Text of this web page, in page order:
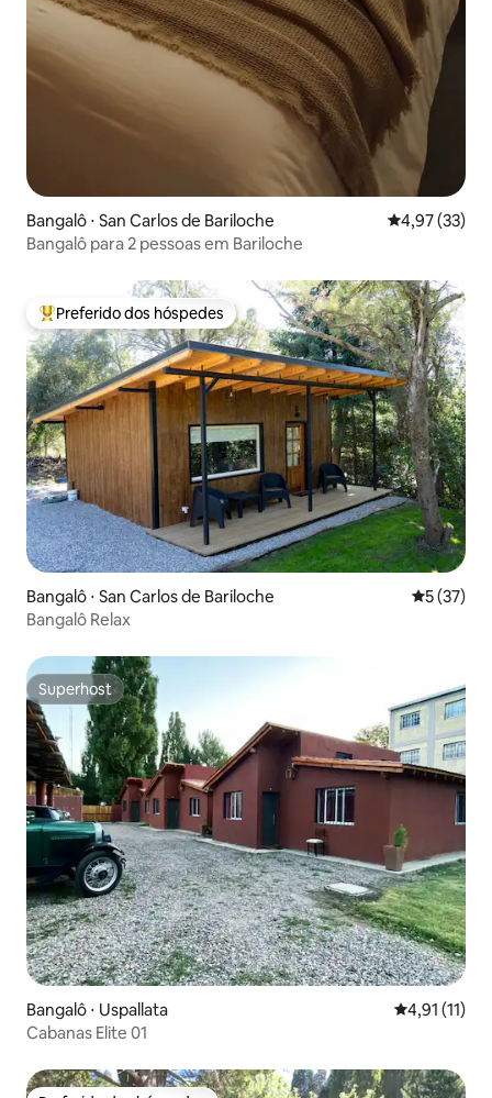
Bangalô ⋅ San Carlos de Bariloche 4,97 de uma
4,97 (33)
Bangalô para 2 pessoas em Bariloche
Entre os melhores preferidos dos hóspedes
Preferido dos hóspedes
Bangalô ⋅ San Carlos de Bariloche 5 de uma
5 (37)
Bangalô Relax
Superhost
Superhost
Bangalô ⋅ Uspallata 4,91 de uma
4,91 (11)
Cabanas Elite 01